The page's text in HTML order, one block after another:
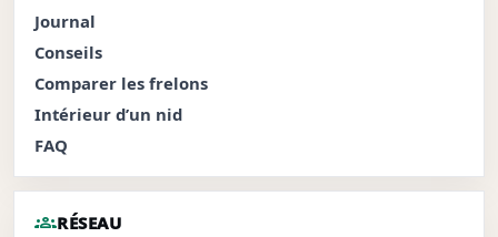
Journal
Conseils
Comparer les frelons
Intérieur d’un nid
FAQ
groupsRÉSEAU